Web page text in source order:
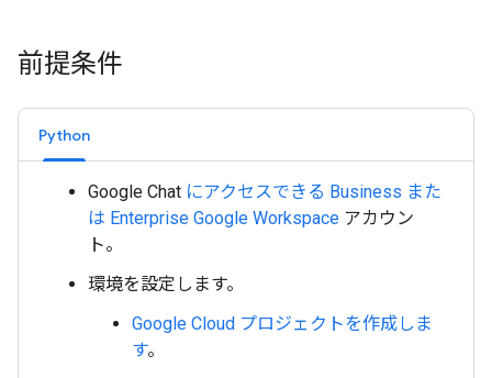
前提条件
Python
Google Chat にアクセスできる Business また
は Enterprise Google Workspace アカウン
ト。
環境を設定します。
Google Cloud プロジェクトを作成しま
す。